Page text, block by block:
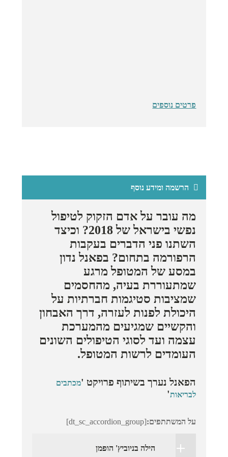
פרטים נוספים
הרשמה ומידע נוסף
מה עובר על אדם הזקוק לטיפול
נפשי בישראל של 2018? וכיצד
השתנו פני הדברים בעקבות
הרפורמה בתחום? בפאנל נדון
במסע של המטופל מרגע
שמתעוררת בעיה, מהחסמים
שמציבות סטיגמות חברתיות על
היכולת לפנות לעזרה, דרך האבחון
והקשיים שמגיעים מהמערכת
עצמה ועד לסוגי הטיפולים השונים
העומדים לרשות המטופל.
הפאנל נערך בשיתוף פרויקט 'מכתבים
לבריאות'
על המשתתפים:[dt_sc_accordion_group]
הילה בניוביץ' הופמן